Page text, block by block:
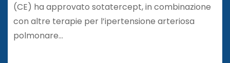
(CE) ha approvato sotatercept, in combinazione
con altre terapie per l’ipertensione arteriosa
polmonare…